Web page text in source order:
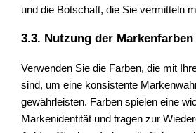
und die Botschaft, die Sie vermitteln
3.3. Nutzung der Markenfarben
Verwenden Sie die Farben, die mit
sind, um eine konsistente
gewährleisten. Farben spielen eine
Markenidentität und tragen zur